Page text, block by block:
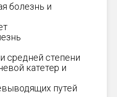
болезнь и
средней степени
катетер и
путей